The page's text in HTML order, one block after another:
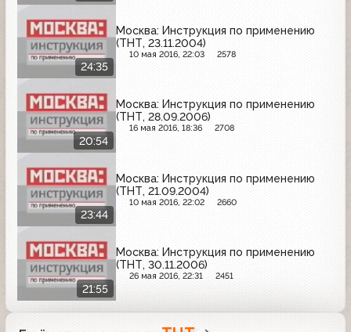
24:35
Москва: Инструкция по применению
(ТНТ, 23.11.2004)
10 мая 2016, 22:03 2578
20:54
Москва: Инструкция по применению
(ТНТ, 28.09.2006)
16 мая 2016, 18:36 2708
23:44
Москва: Инструкция по применению
(ТНТ, 21.09.2004)
10 мая 2016, 22:02 2660
21:55
Москва: Инструкция по применению
(ТНТ, 30.11.2006)
26 мая 2016, 22:31 2451